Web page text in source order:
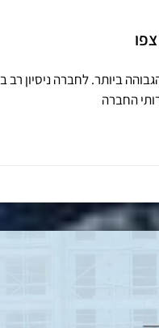
ביותר. לחברה ניסיון רב
החברה